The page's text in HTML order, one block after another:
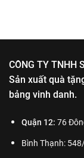
CÔNG TY TNHH
Sản xuất quà
bảng vinh danh.
Quận 12: 76
Bình Thạnh: